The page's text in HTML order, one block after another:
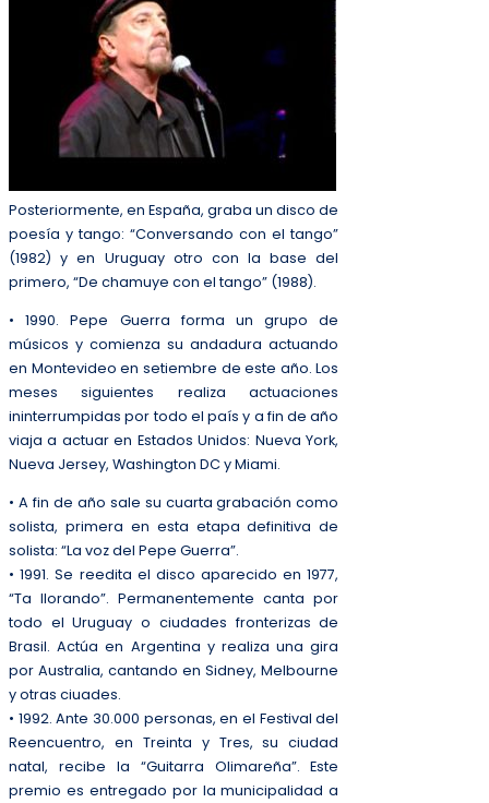
Posteriormente, en España, graba un disco de
poesía y tango: “Conversando con el tango”
(1982) y en Uruguay otro con la base del
primero, “De chamuye con el tango” (1988).
• 1990. Pepe Guerra forma un grupo de
músicos y comienza su andadura actuando
en Montevideo en setiembre de este año. Los
meses siguientes realiza actuaciones
ininterrumpidas por todo el país y a fin de año
viaja a actuar en Estados Unidos: Nueva York,
Nueva Jersey, Washington DC y Miami.
• A fin de año sale su cuarta grabación como
solista, primera en esta etapa definitiva de
solista: “La voz del Pepe Guerra”.
• 1991. Se reedita el disco aparecido en 1977,
“Ta llorando”. Permanentemente canta por
todo el Uruguay o ciudades fronterizas de
Brasil. Actúa en Argentina y realiza una gira
por Australia, cantando en Sidney, Melbourne
y otras ciuades.
• 1992. Ante 30.000 personas, en el Festival del
Reencuentro, en Treinta y Tres, su ciudad
natal, recibe la “Guitarra Olimareña”. Este
premio es entregado por la municipalidad a